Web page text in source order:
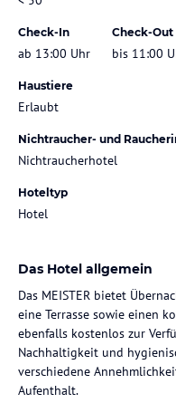
Check-In
ab 13:00 Uhr
Check-Out
bis 11:00
Haustiere
Erlaubt
Nichtraucher- und
Nichtraucherhotel
Hoteltyp
Hotel
Das Hotel allgemein
Das MEISTER bietet
eine Terrasse sowie einen
ebenfalls kostenlos zur
Nachhaltigkeit und
verschiedene
Aufenthalt.